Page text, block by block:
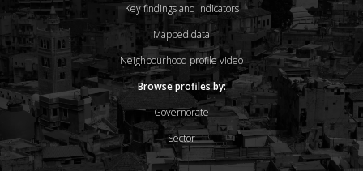
Key findings and indicators
Mapped data
Neighbourhood profile video
Browse profiles by:
Governorate
Sector